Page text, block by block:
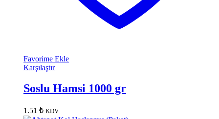
Favorime Ekle
Karşılaştır
Soslu Hamsi 1000 gr
1.51 ₺ KDV